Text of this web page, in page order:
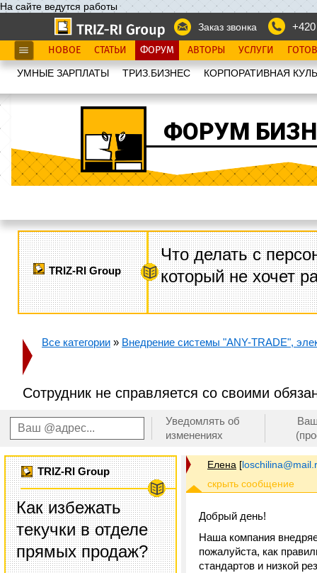
На сайте ведутся работы
Заказ звонка
НОВОЕ СТАТЬИ ФОРУМ АВТОРЫ УСЛУГИ
УМНЫЕ ЗАРПЛАТЫ ТРИЗ.БИЗНЕС КОРПОРАТИВНАЯ
ФОРУМ
TRIZ-RI Group
Что делать с
который не хочет
Все категории » Внедрение системы "ANY-TRADE",
Сотрудник не справляется со своими
Уведомлять об
изменениях
TRIZ-RI Group
Как избежать
текучки в отделе
прямых продаж?
Елена [
Добрый день!
Наша компания
пожалуйста, как
стандартов и низкой